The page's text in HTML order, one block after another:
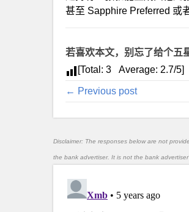
甚至 Sapphire Preferred 或
若喜欢本文，别忘了给个五
[Total: 3 Average: 2.7/5]
← Previous post
Disclaimer: The responses below are not
the bank advertiser. It is not the bank